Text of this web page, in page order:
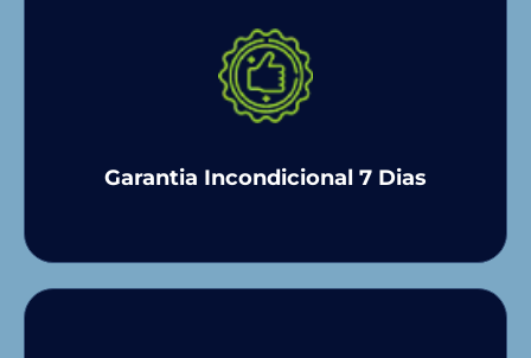
Garantia Incondicional 7 Dias